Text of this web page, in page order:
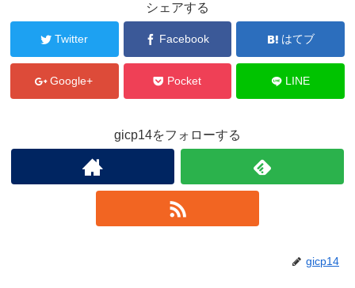
シェアする
Twitter Facebook はてブ
Google+ Pocket LINE
gicp14をフォローする
gicp14